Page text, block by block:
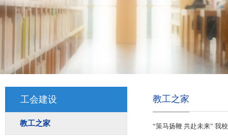
工会建设
教工之家
教工之家
“策马